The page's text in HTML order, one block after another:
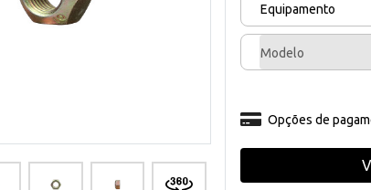
Equipamento
Modelo
Opções de